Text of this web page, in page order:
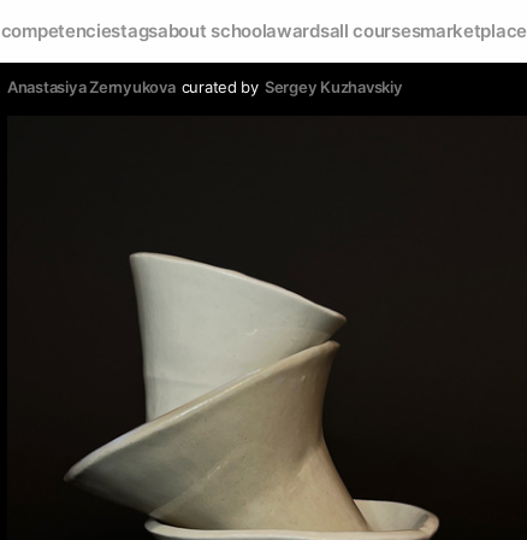
competenciestagsabout schoolawardsall coursesmarketplace
Anastasiya Zernyukova curated by Sergey Kuzhavskiy